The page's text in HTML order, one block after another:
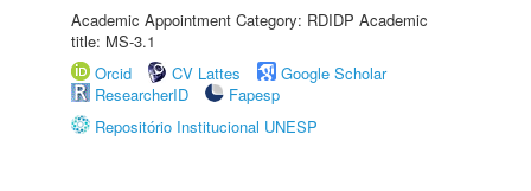
Academic Appointment Category: RDIDP Academic
title: MS-3.1
Orcid
CV Lattes
Google Scholar
ResearcherID
Fapesp
Repositório Institucional UNESP